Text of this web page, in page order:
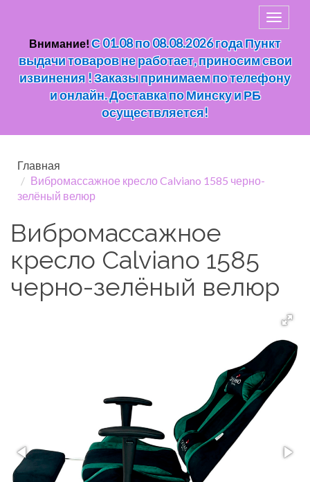
Внимание!С 01.08 по 08.08.2026 года Пункт
выдачи товаров не работает, приносим свои
извинения ! Заказы принимаем по телефону
и онлайн. Доставка по Минску и РБ
осуществляется!
Главная
Вибромассажное кресло Calviano 1585 черно-
зелёный велюр
Вибромассажное
кресло Calviano 1585
черно-зелёный велюр